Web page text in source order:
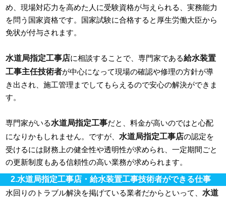
め、現場対応力を高めた人に受験資格が与えられる、実務能力
を問う国家資格です。国家試験に合格すると厚生労働大臣から
免状が付与されます。
水道局指定工事店に相談することで、専門家である給水装置
工事主任技術者が中心になって現場の確認や修理の方針が導
き出され、施工管理までしてもらえるので安心の解決ができま
す。
専門家がいる水道局指定工事だと、料金が高いのではと心配
になりかもしれません。ですが、 水道局指定工事店の認定を
受けるには財務上の健全性や透明性が求められ、一定期間ごと
の更新制度もある信頼性の高い業務が求められます。
2.水道局指定工事店・給水装置工事技術者ができる仕事
水回りのトラブル解決を掲げている業者だからといって、 水道